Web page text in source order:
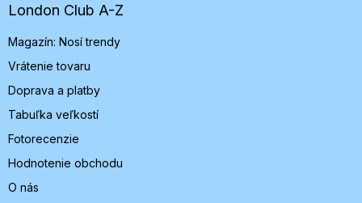
e
London Club A-Z
Magazín: Nosí trendy
Vrátenie tovaru
Doprava a platby
Tabuľka veľkostí
Fotorecenzie
Hodnotenie obchodu
O nás